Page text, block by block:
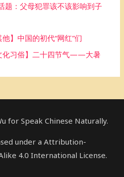
题：父母犯罪该不该影响到子
】中国的初代“网红”们
化习俗】二十四节气——大暑
for Speak Chinese Naturally.
under a Attribution-
4.0 International License.